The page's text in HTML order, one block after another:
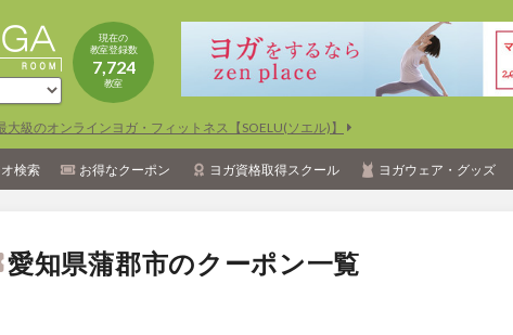
現在の
教室登録数
7,724
教室
大級のオンラインヨガ・フィットネス【SOELU(ソエル)】
検索 お得なクーポン ヨガ資格取得スクール ヨガウェア・グッズ
愛知県蒲郡市のクーポン一覧